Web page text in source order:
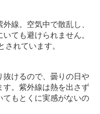
線。空気中で散乱し、
ても避けられません。
れています。
抜けるので、曇りの日や
。紫外線は熱を出さず
てもとくに実感がないの